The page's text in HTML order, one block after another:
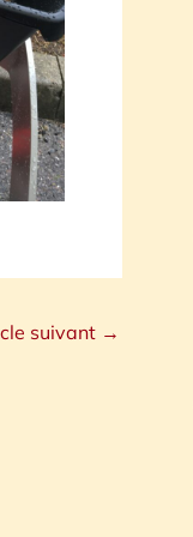
suivant →